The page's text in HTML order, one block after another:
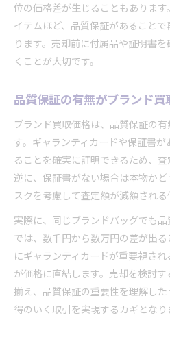
位の価格差が生じることもありま
イテムほど、品質保証があること
ります。売却前に付属品や証明書
くことが大切です。
品質保証の有無がブランド
ブランド買取価格は、品質保証の
す。ギャランティカードや保証書
ることを確実に証明できるため、査
逆に、保証書がない場合は本物か
スクを考慮して査定額が減額される
実際に、同じブランドバッグでも
では、数千円から数万円の差が出
にギャランティカードが重要視さ
が価格に直結します。売却を検討
揃え、品質保証の重要性を理解し
得のいく取引を実現するカギとなり